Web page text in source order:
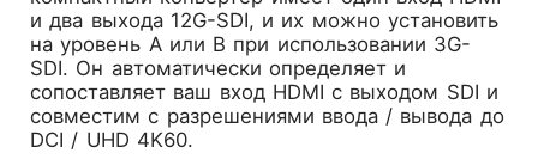
и два выхода 12G-SDI, и их можно установить
на уровень A или B при использовании 3G-
SDI. Он автоматически определяет и
сопоставляет ваш вход HDMI с выходом SDI и
совместим с разрешениями ввода / вывода до
DCI / UHD 4K60.